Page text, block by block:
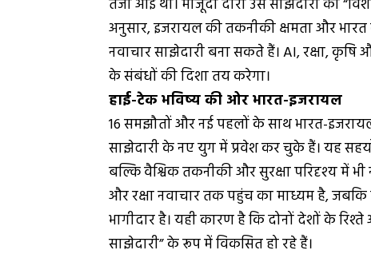
तेजी आई थी। मौजूदा दौरा उस साझेदारी को
अनुसार, इजरायल की तकनीकी क्षमता और भारत
नवाचार साझेदारी बना सकते हैं। AI, रक्षा, कृषि
के संबंधों की दिशा तय करेगा।
हाई-टेक भविष्य की ओर भारत-इजरायल
16 समझौतों और नई पहलों के साथ भारत-
साझेदारी के नए युग में प्रवेश कर चुके हैं। यह
बल्कि वैश्विक तकनीकी और सुरक्षा परिदृश्य में
और रक्षा नवाचार तक पहुंच का माध्यम है,
भागीदार है। यही कारण है कि दोनों देशों के
साझेदारी” के रूप में विकसित हो रहे हैं।